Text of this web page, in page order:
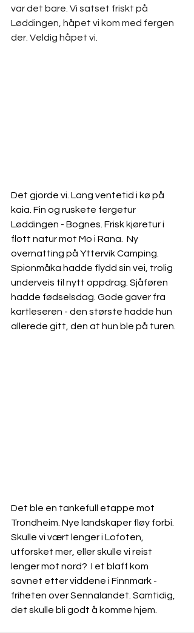
var det bare. Vi satset friskt på
Løddingen, håpet vi kom med fergen
der. Veldig håpet vi.
Det gjorde vi. Lang ventetid i kø på
kaia. Fin og ruskete fergetur
Løddingen - Bognes. Frisk kjøretur i
flott natur mot Mo i Rana.  Ny
overnatting på Yttervik Camping.
Spionmåka hadde flydd sin vei, trolig
underveis til nytt oppdrag. Sjåføren
hadde fødselsdag. Gode gaver fra
kartleseren - den største hadde hun
allerede gitt, den at hun ble på turen.
Det ble en tankefull etappe mot
Trondheim. Nye landskaper fløy forbi.
Skulle vi vært lenger i Lofoten,
utforsket mer, eller skulle vi reist
lenger mot nord?  I et blaff kom
savnet etter viddene i Finnmark -
friheten over Sennalandet. Samtidig,
det skulle bli godt å komme hjem.